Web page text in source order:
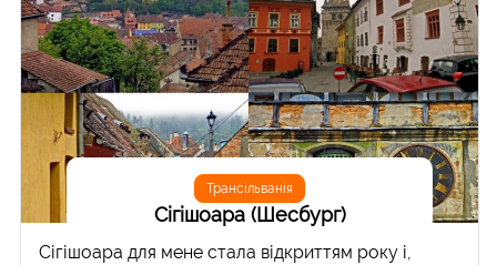
Трансільванія
Сігішоара (Шесбург)
Сігішоара для мене стала відкриттям року і,